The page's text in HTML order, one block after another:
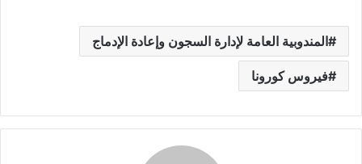
المندوبية العامة لإدارة السجون وإعادة الإدماج
فيروس كورونا